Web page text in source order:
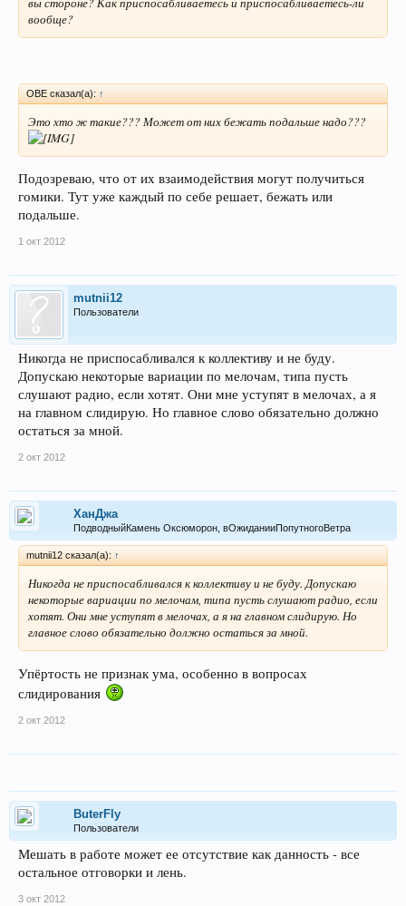
вообще?
ОВЕ сказал(а): ↑
Это хто ж такие??? Может от них бежать подальше надо???
Подозреваю, что от их взаимодействия могут получиться
гомики. Тут уже каждый по себе решает, бежать или
подальше.
1 окт 2012
mutnii12
Пользователи
Никогда не приспосабливался к коллективу и не буду.
Допускаю некоторые вариации по мелочам, типа пусть
слушают радио, если хотят. Они мне уступят в мелочах, а я
на главном слидирую. Но главное слово обязательно должно
остаться за мной.
2 окт 2012
ХанДжа
ПодводныйКамень Оксюморон, вОжиданииПопутногоВетра
mutnii12 сказал(а): ↑
Никогда не приспосабливался к коллективу и не буду. Допускаю
некоторые вариации по мелочам, типа пусть слушают радио, если
хотят. Они мне уступят в мелочах, а я на главном слидирую. Но
главное слово обязательно должно остаться за мной.
Упёртость не признак ума, особенно в вопросах
слидирования
2 окт 2012
ButerFly
Пользователи
Мешать в работе может ее отсутствие как данность - все
остальное отговорки и лень.
3 окт 2012